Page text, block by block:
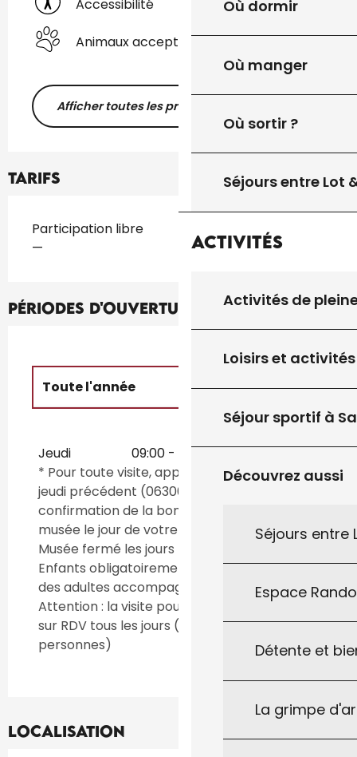
Où dormir
Où manger
Où sortir ?
Séjours entre Lot
Activités
Activités de
Loisirs et activités
Séjour sportif à
Découvrez aussi
Séjours entre
Espace
Détente et
La grimpe
Accessibilité
Animaux acceptés
Afficher toutes les prestations
Tarifs
Tarifs 2026
Participation libre
—
Périodes d'ouverture
Toute l'année
Jeudi
09:00 - 17:00
* Pour toute visite, appeler préalablement le
jeudi précédent (0630089159) pour avoir
confirmation de la bonne ouverture du
musée le jour de votre visite.
Musée fermé les jours fériés.
Enfants obligatoirement sous surveillance
des adultes accompagnants.
Attention : la visite pour les groupes se fait
sur RDV tous les jours (par groupe de 10
personnes)
Localisation